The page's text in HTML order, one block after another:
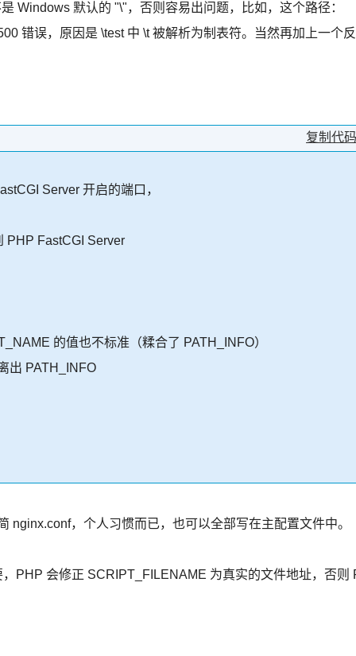
Windows 默认的 "\"，否则容易出问题，比如，这个路径：
错误，原因是 \test 中 \t 被解析为制表符。当然再加上一个反
复制代码
Server 开启的端口，
PHP FastCGI Server
的值也不标准（糅合了 PATH_INFO）
出 PATH_INFO
nginx.conf，个人习惯而已，也可以全部写在主配置文件中。
PHP 会修正 SCRIPT_FILENAME 为真实的文件地址，否则